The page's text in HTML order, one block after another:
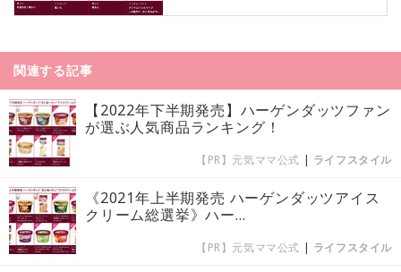
関連する記事
【2022年下半期発売】ハーゲンダッツファン
が選ぶ人気商品ランキング！
【PR】元気ママ公式 | ライフスタイル
《2021年上半期発売 ハーゲンダッツアイス
クリーム総選挙》ハー...
【PR】元気ママ公式 | ライフスタイル